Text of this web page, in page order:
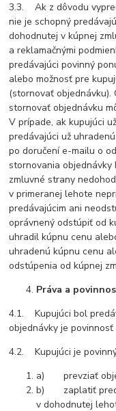
3.3. Ak z dôvodu
nie je schopný
dohodnutej v kúpnej
a reklamačnými
predávajúci povinný
alebo možnosť pre
(stornovať
stornovať objednávku
V prípade, ak kupujúci
predávajúci už
po doručení e-mailu o
stornovania objednávky
zmluvné strany
v primeranej lehote
predávajúcim ani
oprávnený odstúpiť od
uhradil kúpnu cenu
uhradenú kúpnu cenu
odstúpenia od kúpnej
Práva a
4.1. Kupujúci bol
objednávky je
4.2. Kupujúci je
a) prevziať
b) zaplatiť
v dohodnutej